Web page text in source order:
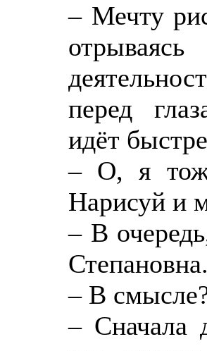
– Мечту
перед
идёт
– О, я
Нарисуй и
– В
– В
– Сначала